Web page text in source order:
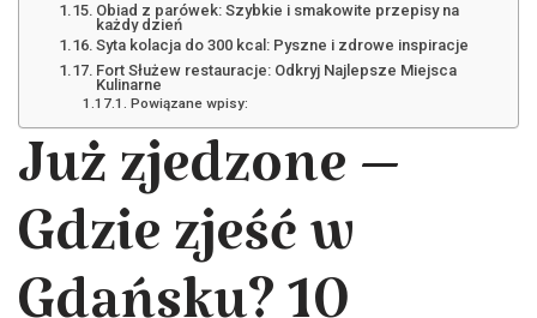
Obiad z parówek: Szybkie i smakowite przepisy na
każdy dzień
Syta kolacja do 300 kcal: Pyszne i zdrowe inspiracje
Fort Służew restauracje: Odkryj Najlepsze Miejsca
Kulinarne
Powiązane wpisy:
Już zjedzone –
Gdzie zjeść w